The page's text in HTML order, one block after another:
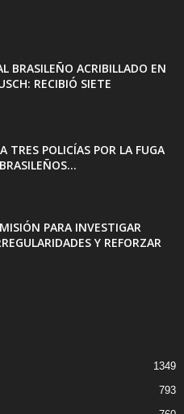
BRASILEÑO ACRIBILLADO EN
RECIBIÓ SIETE
TRES POLICÍAS POR LA FUGA
PARA INVESTIGAR
Y REFORZAR
1349
793